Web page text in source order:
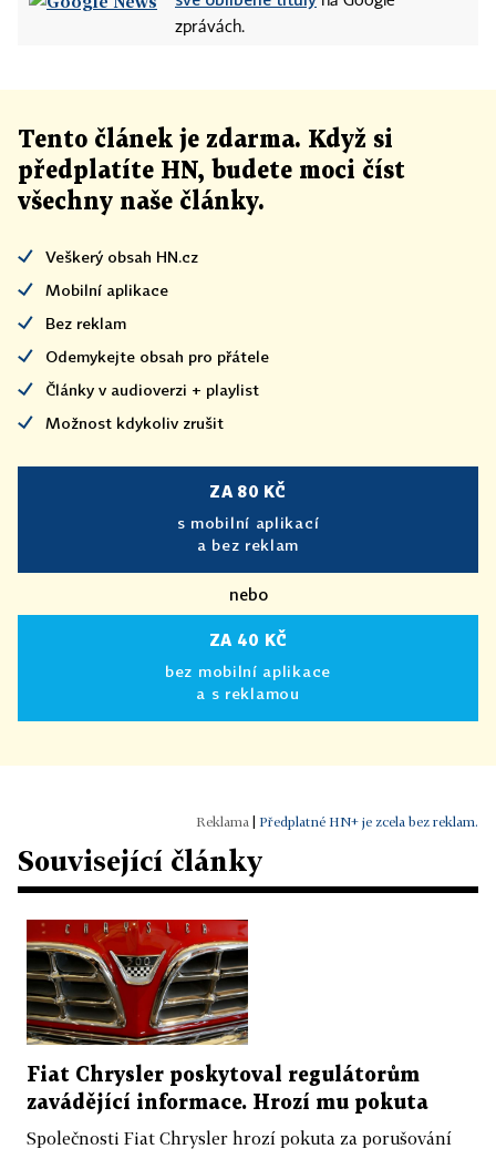
zprávách.
Tento článek je zdarma. Když si
předplatíte HN, budete moci číst
všechny naše články.
Veškerý obsah HN.cz
Mobilní aplikace
Bez reklam
Odemykejte obsah pro přátele
Články v audioverzi + playlist
Možnost kdykoliv zrušit
ZA 80 KČ
s mobilní aplikací
a bez reklam
nebo
ZA 40 KČ
bez mobilní aplikace
a s reklamou
Předplatné HN+ je zcela bez reklam.
Související články
Fiat Chrysler poskytoval regulátorům
zavádějící informace. Hrozí mu pokuta
Společnosti Fiat Chrysler hrozí pokuta za porušování